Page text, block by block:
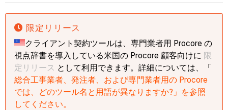
限定リリース
クライアント契約ツールは、専門業者用 Procore の
視点辞書を導入している米国の Procore 顧客向けに 限
定リリース として利用できます。詳細については、「
総合工事業者、発注者、および専門業者用の Procore
では、どのツール名と用語が異なりますか?」を参照
してください。